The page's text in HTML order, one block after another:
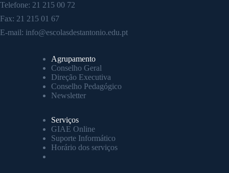
Telefone: 21 215 00 72
Fax: 21 215 01 67
E-mail: info@escolasdestantonio.edu.pt
Agrupamento
Conselho Geral
Direção Executiva
Conselho Pedagógico
Newsletter
Serviços
GIAE Online
Suporte Informático
Horário dos serviços